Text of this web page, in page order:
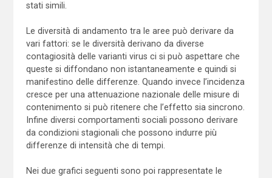
stati simili.
Le diversità di andamento tra le aree può derivare da
vari fattori: se le diversità derivano da diverse
contagiosità delle varianti virus ci si può aspettare che
queste si diffondano non istantaneamente e quindi si
manifestino delle differenze. Quando invece l’incidenza
cresce per una attenuazione nazionale delle misure di
contenimento si può ritenere che l’effetto sia sincrono.
Infine diversi comportamenti sociali possono derivare
da condizioni stagionali che possono indurre più
differenze di intensità che di tempi.
Nei due grafici seguenti sono poi rappresentate le